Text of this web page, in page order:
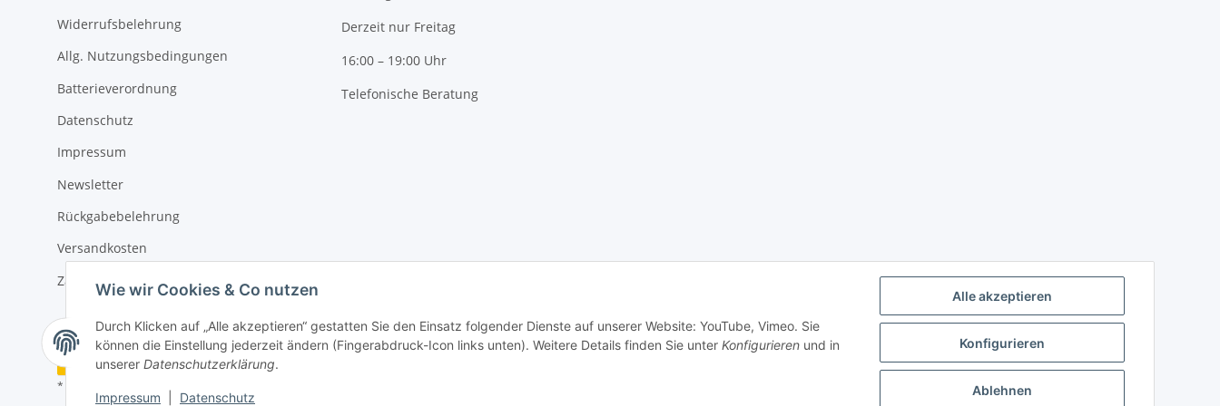
Alle akzeptieren
Konfigurieren
Ablehnen
Wie wir Cookies & Co nutzen
Durch Klicken auf „Alle akzeptieren“ gestatten Sie den Einsatz folgender Dienste auf unserer Website: YouTube, Vimeo. Sie
können die Einstellung jederzeit ändern (Fingerabdruck-Icon links unten). Weitere Details finden Sie unter Konfigurieren und in
unserer Datenschutzerklärung.
Impressum Datenschutz
Widerrufsbelehrung
Allg. Nutzungsbedingungen
Batterieverordnung
Datenschutz
Impressum
Newsletter
Rückgabebelehrung
Versandkosten
Zahlungsmöglichkeiten
Derzeit nur Freitag
16:00 – 19:00 Uhr
Telefonische Beratung
Vertrag widerrufen
* Alle Preise inkl. gesetzlicher USt., zzgl.